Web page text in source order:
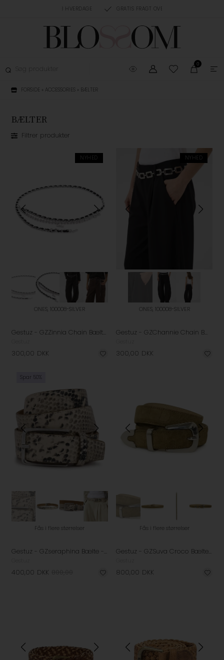
GRATIS FRAGT OVER 499,-
0
FORSIDE » ACCESSORIES » BÆLTER
BÆLTER
Filtrer produkter
NYHED
ONES, 100008-SILVER
Gestuz - GZZinnia Chain Bælte - Silver
300,00 DKK
NYHED
ONES, 100008-SILVER
Gestuz - GZChannie Chain Bælte - Silver
300,00 DKK
Spar 50%
Fås i flere størrelser
Gestuz - GZseraphina Bælte - Snake Skin
400,00 DKK
Fås i flere størrelser
Gestuz - GZSuva Croco Bælte - Ermine
800,00 DKK